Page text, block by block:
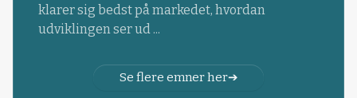
klarer sig bedst på markedet, hvordan
udviklingen ser ud ...
Se flere emner her